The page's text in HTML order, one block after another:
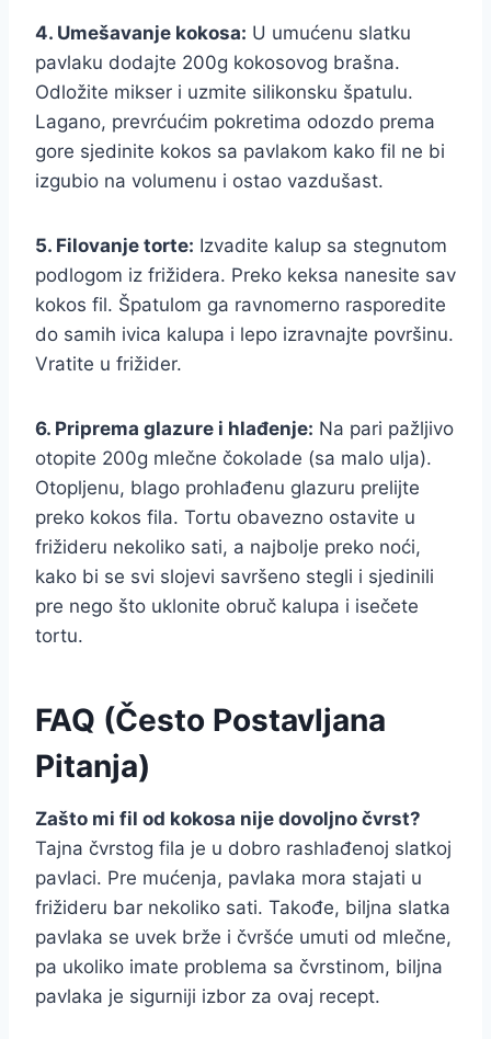
4. Umešavanje kokosa: U umućenu slatku
pavlaku dodajte 200g kokosovog brašna.
Odložite mikser i uzmite silikonsku špatulu.
Lagano, prevrćućim pokretima odozdo prema
gore sjedinite kokos sa pavlakom kako fil ne bi
izgubio na volumenu i ostao vazdušast.
5. Filovanje torte: Izvadite kalup sa stegnutom
podlogom iz frižidera. Preko keksa nanesite sav
kokos fil. Špatulom ga ravnomerno rasporedite
do samih ivica kalupa i lepo izravnajte površinu.
Vratite u frižider.
6. Priprema glazure i hlađenje: Na pari pažljivo
otopite 200g mlečne čokolade (sa malo ulja).
Otopljenu, blago prohlađenu glazuru prelijte
preko kokos fila. Tortu obavezno ostavite u
frižideru nekoliko sati, a najbolje preko noći,
kako bi se svi slojevi savršeno stegli i sjedinili
pre nego što uklonite obruč kalupa i isečete
tortu.
FAQ (Često Postavljana
Pitanja)
Zašto mi fil od kokosa nije dovoljno čvrst?
Tajna čvrstog fila je u dobro rashlađenoj slatkoj
pavlaci. Pre mućenja, pavlaka mora stajati u
frižideru bar nekoliko sati. Takođe, biljna slatka
pavlaka se uvek brže i čvršće umuti od mlečne,
pa ukoliko imate problema sa čvrstinom, biljna
pavlaka je sigurniji izbor za ovaj recept.